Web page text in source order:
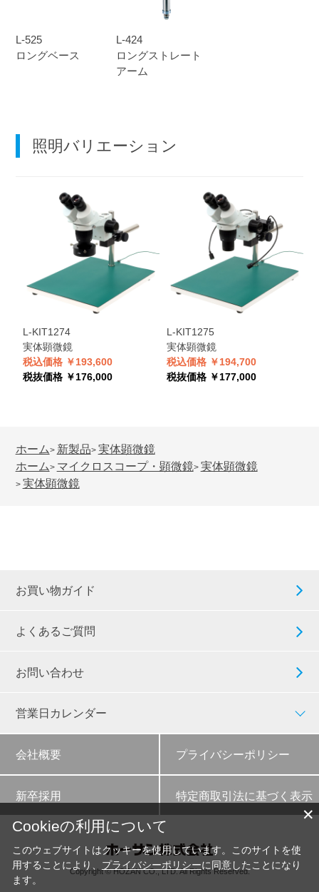
L-525
ロングベース
L-424
ロングストレート
アーム
照明バリエーション
L-KIT1274
実体顕微鏡
税込価格 ￥193,600
税抜価格 ￥176,000
L-KIT1275
実体顕微鏡
税込価格 ￥194,700
税抜価格 ￥177,000
ホーム> 新製品> 実体顕微鏡
ホーム> マイクロスコープ・顕微鏡> 実体顕微鏡
> 実体顕微鏡
お買い物ガイド
よくあるご質問
お問い合わせ
営業日カレンダー
会社概要 プライバシーポリシー
新卒採用 特定商取引法に基づく表示
Copyright © HOZAN CO., LTD. All Rights Reserved.
✕
Cookieの利用について
このウェブサイトはクッキーを使用しています。このサイトを使
用することにより、 プライバシーポリシーに同意したことになり
ます。